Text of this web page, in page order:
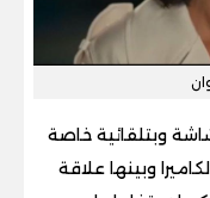
وبتلقائية خاصة
وبينها علاقة